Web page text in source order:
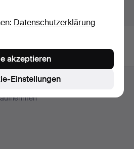
Datenschutzerklärung
Einstellungen
akzeptieren